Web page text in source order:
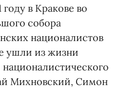
в Кракове во
собора
националистов
ушли из жизни
Михновский, Симон